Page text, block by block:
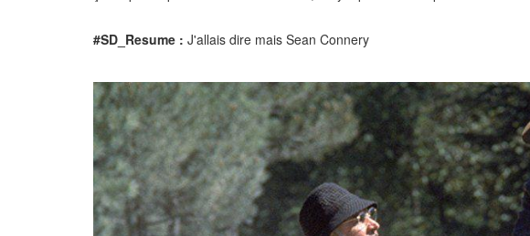
#SD_Resume : J'allais dire mais Sean Connery